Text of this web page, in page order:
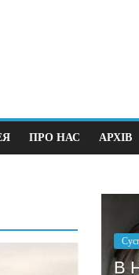
ПРО НАС АРХІВ
38